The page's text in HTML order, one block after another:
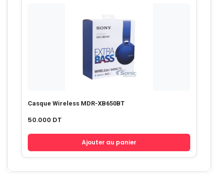
Casque Wireless MDR-XB650BT
50.000 DT
Ajouter au panier